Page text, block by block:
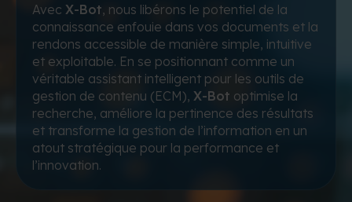
Avec X-Bot, nous libérons le potentiel de la
connaissance enfouie dans vos documents et la
rendons accessible de manière simple, intuitive
et exploitable. En se positionnant comme un
véritable assistant intelligent pour les outils de
gestion de contenu (ECM), X-Bot optimise la
recherche, améliore la pertinence des résultats
et transforme la gestion de l’information en un
atout stratégique pour la performance et
l’innovation.